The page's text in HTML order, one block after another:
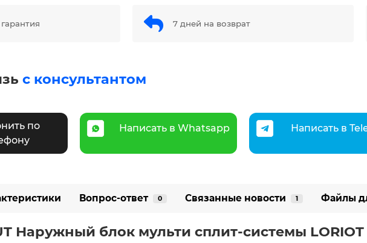
7 дней на возврат
с консультантом
по
Написать в Whatsapp Написать в
Вопрос-ответ 0 Связанные новости 1 Файлы
Наружный блок мульти сплит-системы